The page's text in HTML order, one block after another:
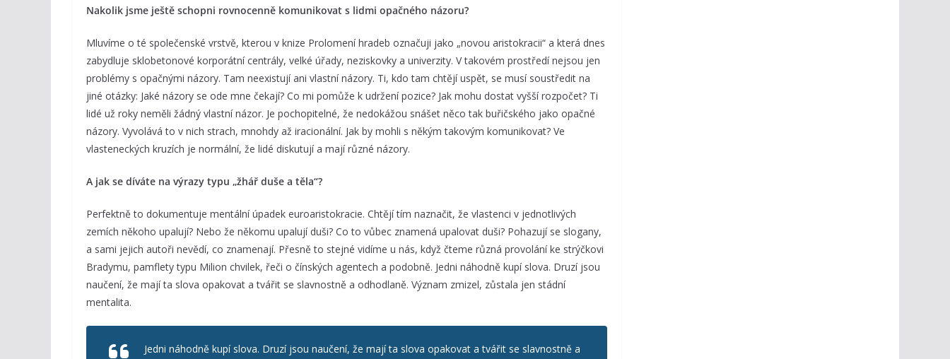
Nakolik jsme ještě schopni rovnocenně komunikovat s lidmi opačného názoru?
Mluvíme o té společenské vrstvě, kterou v knize Prolomení hradeb označuji jako „novou aristokracii“ a která dnes
zabydluje sklobetonové korporátní centrály, velké úřady, neziskovky a univerzity. V takovém prostředí nejsou jen
problémy s opačnými názory. Tam neexistují ani vlastní názory. Ti, kdo tam chtějí uspět, se musí soustředit na
jiné otázky: Jaké názory se ode mne čekají? Co mi pomůže k udržení pozice? Jak mohu dostat vyšší rozpočet? Ti
lidé už roky neměli žádný vlastní názor. Je pochopitelné, že nedokážou snášet něco tak buřičského jako opačné
názory. Vyvolává to v nich strach, mnohdy až iracionální. Jak by mohli s někým takovým komunikovat? Ve
vlasteneckých kruzích je normální, že lidé diskutují a mají různé názory.
A jak se díváte na výrazy typu „žhář duše a těla“?
Perfektně to dokumentuje mentální úpadek euroaristokracie. Chtějí tím naznačit, že vlastenci v jednotlivých
zemích někoho upalují? Nebo že někomu upalují duši? Co to vůbec znamená upalovat duši? Pohazují se slogany,
a sami jejich autoři nevědí, co znamenají. Přesně to stejné vidíme u nás, když čteme různá provolání ke strýčkovi
Bradymu, pamflety typu Milion chvilek, řeči o čínských agentech a podobně. Jedni náhodně kupí slova. Druzí jsou
naučení, že mají ta slova opakovat a tvářit se slavnostně a odhodlaně. Význam zmizel, zůstala jen stádní
mentalita.
Jedni náhodně kupí slova. Druzí jsou naučení, že mají ta slova opakovat a tvářit se slavnostně a